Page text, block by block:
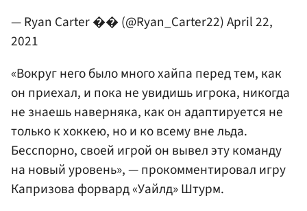
— Ryan Carter �� (@Ryan_Carter22)April 22,
2021
«Вокруг него было много хайпа перед тем, как
он приехал, и пока не увидишь игрока, никогда
не знаешь наверняка, как он адаптируется не
только к хоккею, но и ко всему вне льда.
Бесспорно, своей игрой он вывел эту команду
на новый уровень», — прокомментировал игру
Капризова форвард «Уайлд» Штурм.